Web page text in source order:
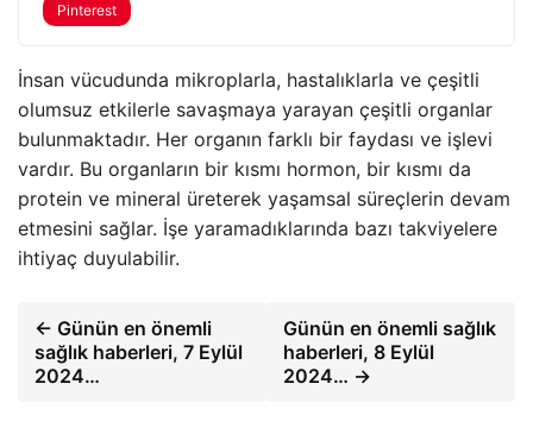
Pinterest
İnsan vücudunda mikroplarla, hastalıklarla ve çeşitli
olumsuz etkilerle savaşmaya yarayan çeşitli organlar
bulunmaktadır. Her organın farklı bir faydası ve işlevi
vardır. Bu organların bir kısmı hormon, bir kısmı da
protein ve mineral üreterek yaşamsal süreçlerin devam
etmesini sağlar. İşe yaramadıklarında bazı takviyelere
ihtiyaç duyulabilir.
← Günün en önemli
sağlık haberleri, 7 Eylül
2024…
Günün en önemli sağlık
haberleri, 8 Eylül
2024… →